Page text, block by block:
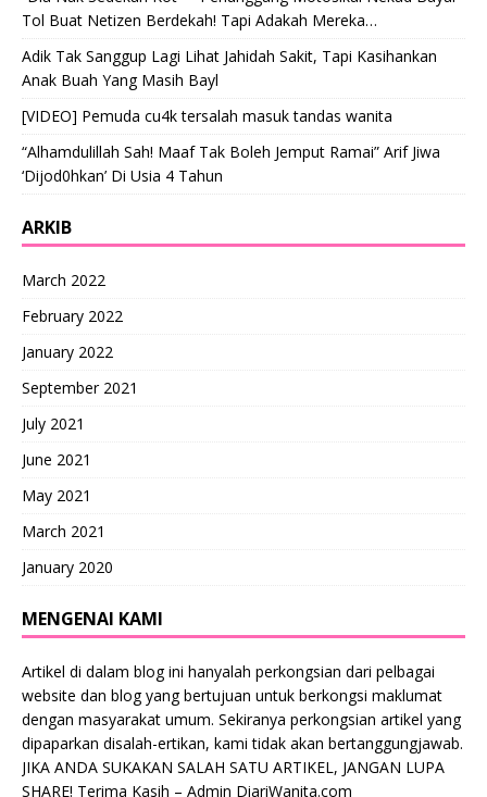
Tol Buat Netizen Berdekah! Tapi Adakah Mereka…
Adik Tak Sanggup Lagi Lihat Jahidah Sakit, Tapi Kasihankan
Anak Buah Yang Masih Bayl
[VIDEO] Pemuda cu4k tersalah masuk tandas wanita
“Alhamdulillah Sah! Maaf Tak Boleh Jemput Ramai” Arif Jiwa
‘Dijod0hkan’ Di Usia 4 Tahun
ARKIB
March 2022
February 2022
January 2022
September 2021
July 2021
June 2021
May 2021
March 2021
January 2020
MENGENAI KAMI
Artikel di dalam blog ini hanyalah perkongsian dari pelbagai
website dan blog yang bertujuan untuk berkongsi maklumat
dengan masyarakat umum. Sekiranya perkongsian artikel yang
dipaparkan disalah-ertikan, kami tidak akan bertanggungjawab.
JIKA ANDA SUKAKAN SALAH SATU ARTIKEL, JANGAN LUPA
SHARE! Terima Kasih – Admin DiariWanita.com